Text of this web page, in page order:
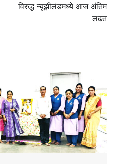
विरुद्ध न्यूझीलंडमध्ये आज अंतिम
लढत